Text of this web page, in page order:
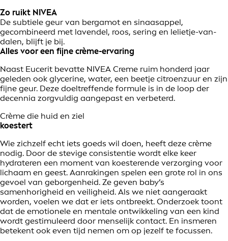
Zo ruikt NIVEA
De subtiele geur van bergamot en sinaasappel,
gecombineerd met lavendel, roos, sering en lelietje-van-
dalen, blijft je bij.
Alles voor een fijne crème-ervaring
Naast Eucerit bevatte NIVEA Creme ruim honderd jaar
geleden ook glycerine, water, een beetje citroenzuur en zijn
fijne geur. Deze doeltreffende formule is in de loop der
decennia zorgvuldig aangepast en verbeterd.
Crème die huid en ziel
koestert
Wie zichzelf echt iets goeds wil doen, heeft deze crème
nodig. Door de stevige consistentie wordt elke keer
hydrateren een moment van koesterende verzorging voor
lichaam en geest. Aanrakingen spelen een grote rol in ons
gevoel van geborgenheid. Ze geven baby’s
samenhorigheid en veiligheid. Als we niet aangeraakt
worden, voelen we dat er iets ontbreekt. Onderzoek toont
dat de emotionele en mentale ontwikkeling van een kind
wordt gestimuleerd door menselijk contact. En insmeren
betekent ook even tijd nemen om op jezelf te focussen.